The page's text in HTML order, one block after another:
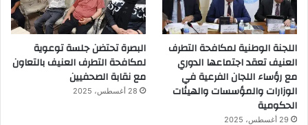
اللجنة الوطنية لمكافحة التطرف
العنيف تعقد اجتماعها الدوري
مع رؤساء اللجان الفرعية في
الوزارات والمؤسسات والهيئات
الحكومية
29 أغسطس، 2025
البصرة تحتضن جلسة توعوية
لمكافحة التطرف العنيف بالتعاون
مع نقابة الصحفيين
28 أغسطس، 2025